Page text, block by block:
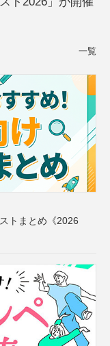
一覧
トまとめ《2026